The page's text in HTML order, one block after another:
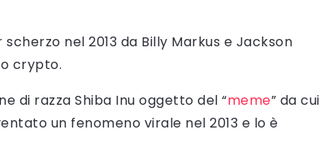
nel 2013 da Billy Markus e Jackson
crypto.
di razza Shiba Inu oggetto del “meme” da cui
un fenomeno virale nel 2013 e lo è